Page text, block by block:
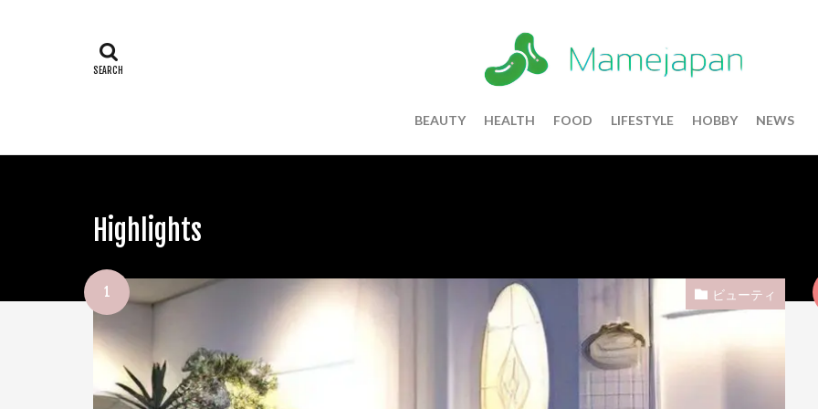
BEAUTY HEALTH FOOD LIFESTYLE HOBBY NEWS
Highlights
ビューティ